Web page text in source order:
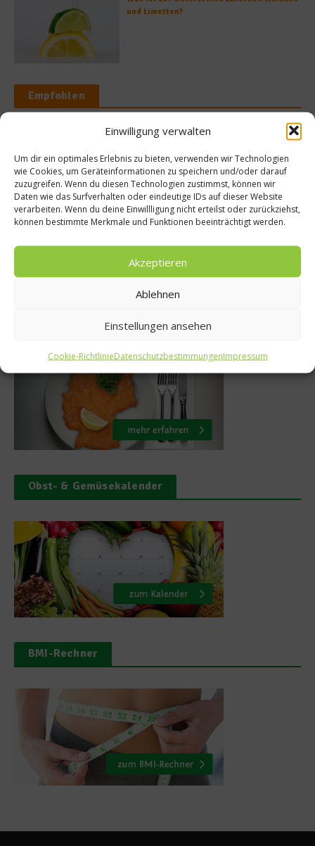
Einwilligung verwalten
Um dir ein optimales Erlebnis zu bieten, verwenden wir Technologien
wie Cookies, um Geräteinformationen zu speichern und/oder darauf
zuzugreifen. Wenn du diesen Technologien zustimmst, können wir
Daten wie das Surfverhalten oder eindeutige IDs auf dieser Website
verarbeiten. Wenn du deine Einwillligung nicht erteilst oder zurückziehst,
können bestimmte Merkmale und Funktionen beeinträchtigt werden.
Akzeptieren
Ablehnen
Einstellungen ansehen
Cookie-RichtlinieDatenschutzbestimmungenImpressum
und Limetten?
Empfohlen
für Große
2017
Gastro &
Die Perle
Perla
Obst- & Gemüsekalender
BMI-Rechner